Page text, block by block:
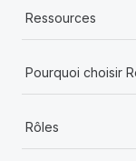
Ressources
Pourquoi choisir
Rôles